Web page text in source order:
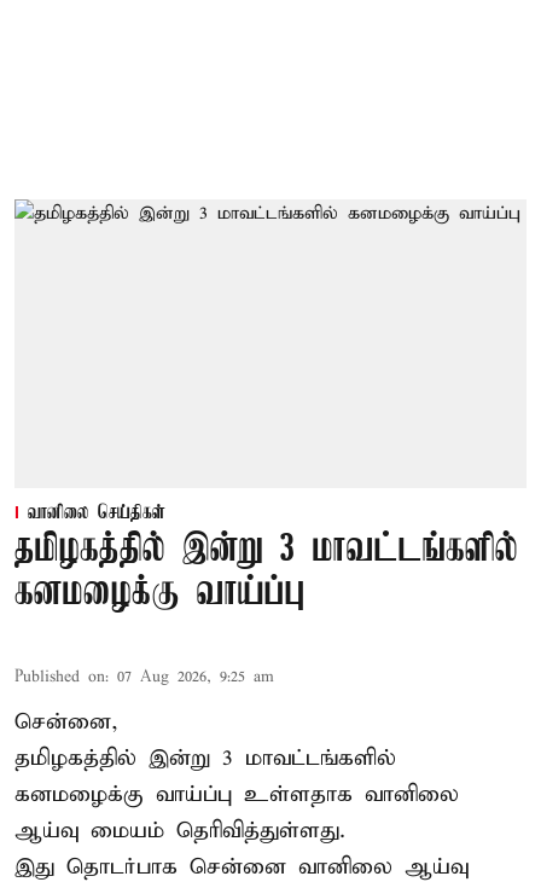
வானிலை செய்திகள்
தமிழகத்தில் இன்று 3 மாவட்டங்களில்
கனமழைக்கு வாய்ப்பு
Published on: 07 Aug 2026, 9:25 am
சென்னை,
தமிழகத்தில் இன்று 3 மாவட்டங்களில்
கனமழைக்கு வாய்ப்பு உள்ளதாக வானிலை
ஆய்வு மையம் தெரிவித்துள்ளது.
இது தொடர்பாக சென்னை வானிலை ஆய்வு